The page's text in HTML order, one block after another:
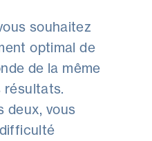
souhaitez
optimal de
de la même
résultats.
deux, vous